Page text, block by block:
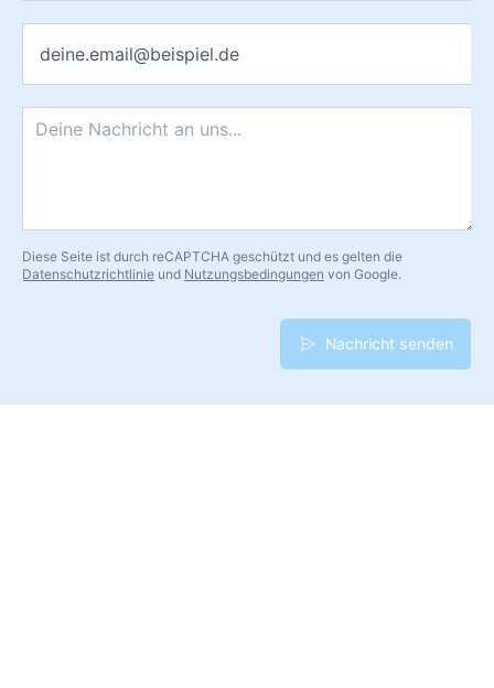
Nachricht*
Diese Seite ist durch reCAPTCHA geschützt und es gelten die
Datenschutzrichtlinie und Nutzungsbedingungen von Google.
Nachricht senden